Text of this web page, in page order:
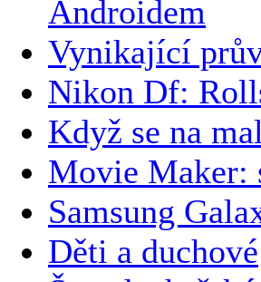
Androidem
Vynikající
Nikon Df:
Když se na
Movie Maker:
Samsung
Děti a duchové